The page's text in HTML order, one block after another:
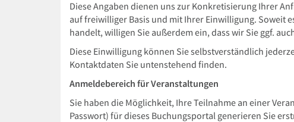
Diese Angaben dienen uns zur Konkretisierung Ihrer
auf freiwilliger Basis und mit Ihrer Einwilligung. Soweit
handelt, willigen Sie außerdem ein, dass wir Sie ggf.
Diese Einwilligung können Sie selbstverständlich
Kontaktdaten Sie untenstehend finden.
Anmeldebereich für Veranstaltungen
Sie haben die Möglichkeit, Ihre Teilnahme an einer
Passwort) für dieses Buchungsportal generieren Sie